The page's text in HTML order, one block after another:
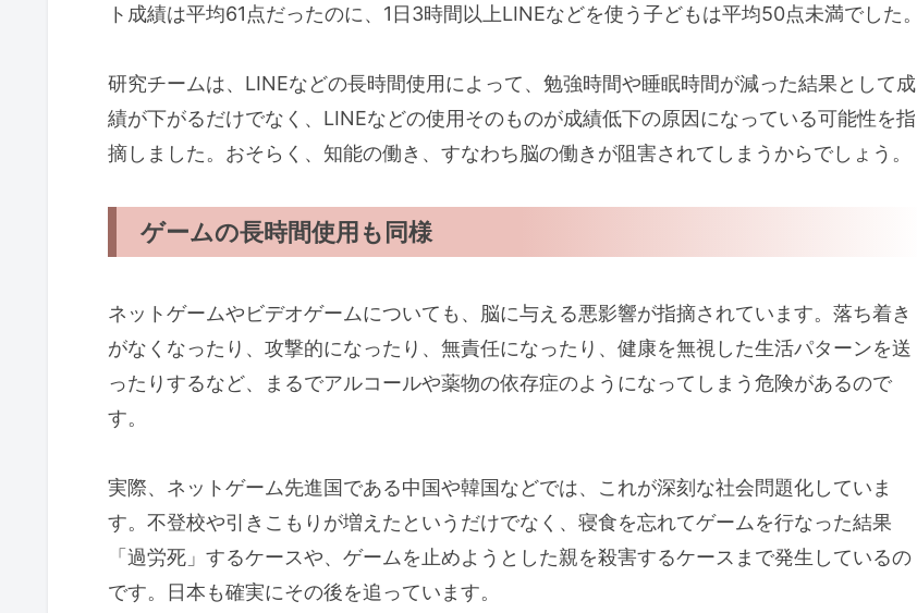
ト成績は平均61点だったのに、1日3時間以上LINEなどを使う子どもは平均50点未満でした。
研究チームは、LINEなどの長時間使用によって、勉強時間や睡眠時間が減った結果として成
績が下がるだけでなく、LINEなどの使用そのものが成績低下の原因になっている可能性を指
摘しました。おそらく、知能の働き、すなわち脳の働きが阻害されてしまうからでしょう。
ゲームの長時間使用も同様
ネットゲームやビデオゲームについても、脳に与える悪影響が指摘されています。落ち着き
がなくなったり、攻撃的になったり、無責任になったり、健康を無視した生活パターンを送
ったりするなど、まるでアルコールや薬物の依存症のようになってしまう危険があるので
す。
実際、ネットゲーム先進国である中国や韓国などでは、これが深刻な社会問題化していま
す。不登校や引きこもりが増えたというだけでなく、寝食を忘れてゲームを行なった結果
「過労死」するケースや、ゲームを止めようとした親を殺害するケースまで発生しているの
です。日本も確実にその後を追っています。